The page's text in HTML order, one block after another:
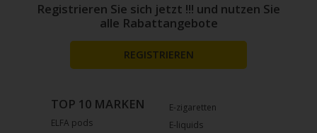
E-zigaretten
E-liquids
TOP 10 MARKEN
ELFA pods
Registrieren Sie sich jetzt !!! und nutzen Sie
alle Rabattangebote
REGISTRIEREN